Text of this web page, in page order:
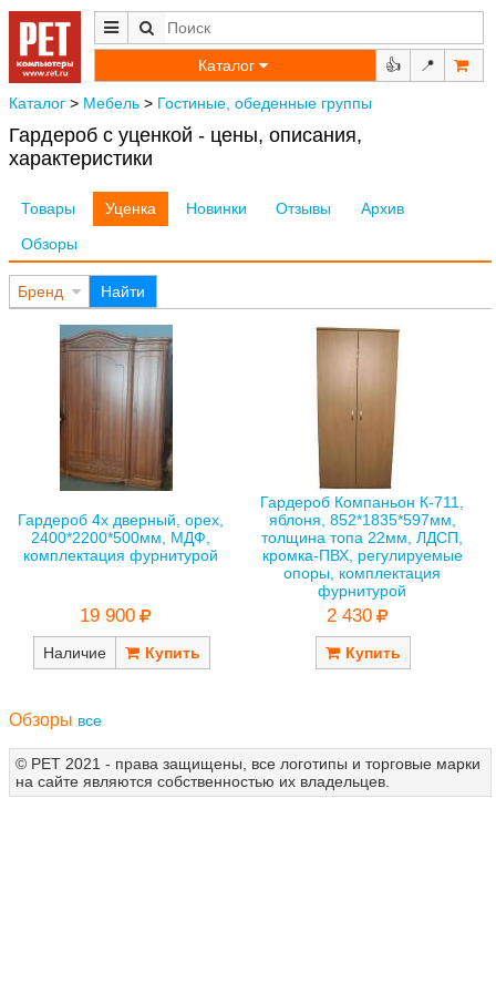
Каталог 👍 📍
Каталог > Мебель > Гостиные, обеденные группы
Гардероб с уценкой - цены, описания,
характеристики
Товары Уценка Новинки Отзывы
Архив
Обзоры
Бренд Найти
Гардероб 4х дверный, орех,
2400*2200*500мм, МДФ,
комплектация фурнитурой
19 900
Наличие
Гардероб Компаньон К-711,
яблоня, 852*1835*597мм,
толщина топа 22мм, ЛДСП,
кромка-ПВХ, регулируемые
опоры, комплектация
фурнитурой
2 430
Обзоры все
© РЕТ 2021 - права защищены, все логотипы и торговые марки
на сайте являются собственностью их владельцев.